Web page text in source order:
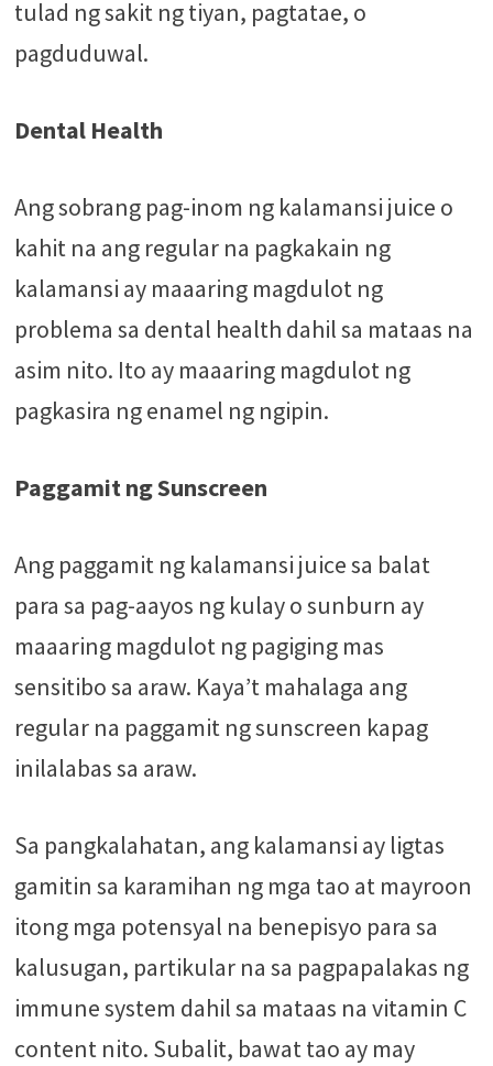
tulad ng sakit ng tiyan, pagtatae, o
pagduduwal.
Dental Health
Ang sobrang pag-inom ng kalamansi juice o
kahit na ang regular na pagkakain ng
kalamansi ay maaaring magdulot ng
problema sa dental health dahil sa mataas na
asim nito. Ito ay maaaring magdulot ng
pagkasira ng enamel ng ngipin.
Paggamit ng Sunscreen
Ang paggamit ng kalamansi juice sa balat
para sa pag-aayos ng kulay o sunburn ay
maaaring magdulot ng pagiging mas
sensitibo sa araw. Kaya’t mahalaga ang
regular na paggamit ng sunscreen kapag
inilalabas sa araw.
Sa pangkalahatan, ang kalamansi ay ligtas
gamitin sa karamihan ng mga tao at mayroon
itong mga potensyal na benepisyo para sa
kalusugan, partikular na sa pagpapalakas ng
immune system dahil sa mataas na vitamin C
content nito. Subalit, bawat tao ay may